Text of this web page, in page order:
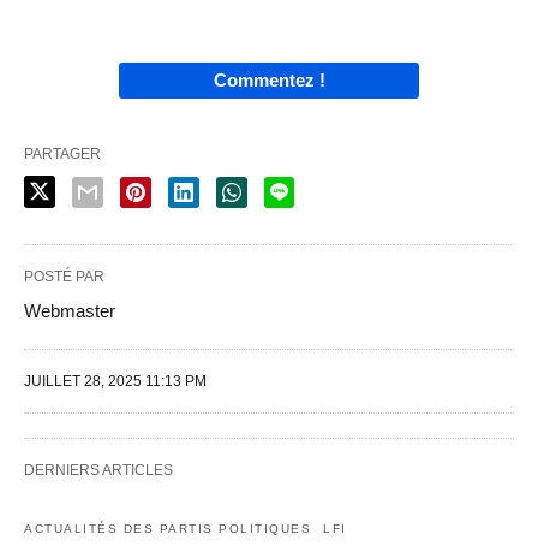
Commentez !
PARTAGER
POSTÉ PAR
Webmaster
JUILLET 28, 2025 11:13 PM
DERNIERS ARTICLES
ACTUALITÉS DES PARTIS POLITIQUES LFI